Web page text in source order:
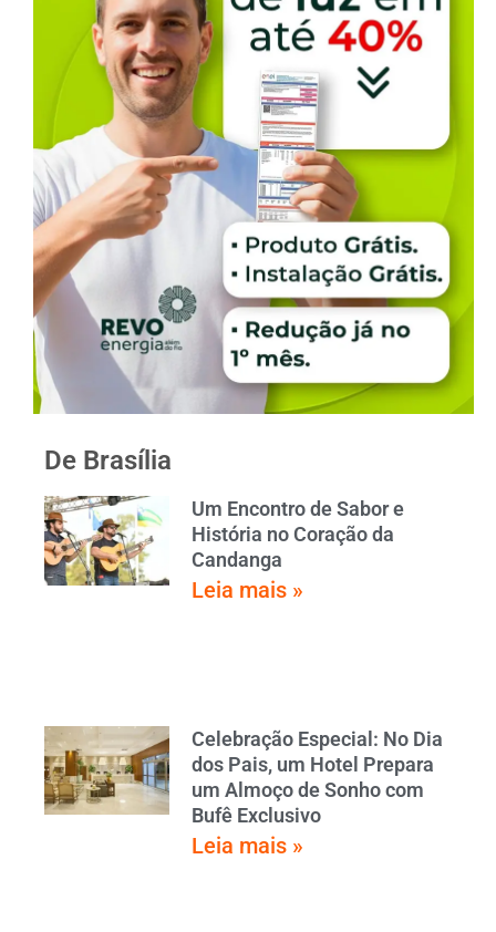
De Brasília
Um Encontro de Sabor e
História no Coração da
Candanga
Leia mais »
Celebração Especial: No Dia
dos Pais, um Hotel Prepara
um Almoço de Sonho com
Bufê Exclusivo
Leia mais »